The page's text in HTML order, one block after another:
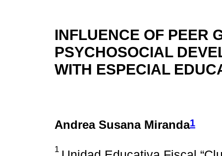
INFLUENCE OF PEER
PSYCHOSOCIAL
WITH ESPECIAL
Andrea Susana Miranda1
1